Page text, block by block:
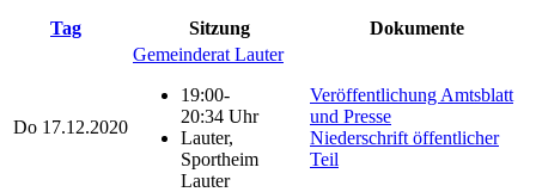
Tag Sitzung Dokumente
Do 17.12.2020
Gemeinderat Lauter
19:00-
20:34 Uhr
Lauter,
Sportheim
Lauter
Veröffentlichung Amtsblatt
und Presse
Niederschrift öffentlicher
Teil